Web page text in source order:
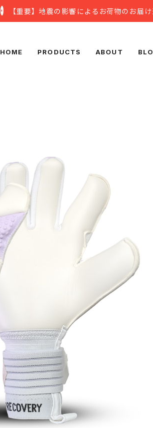
【重要】地震の影響によるお荷物のお届
HOME PRODUCTS ABOUT